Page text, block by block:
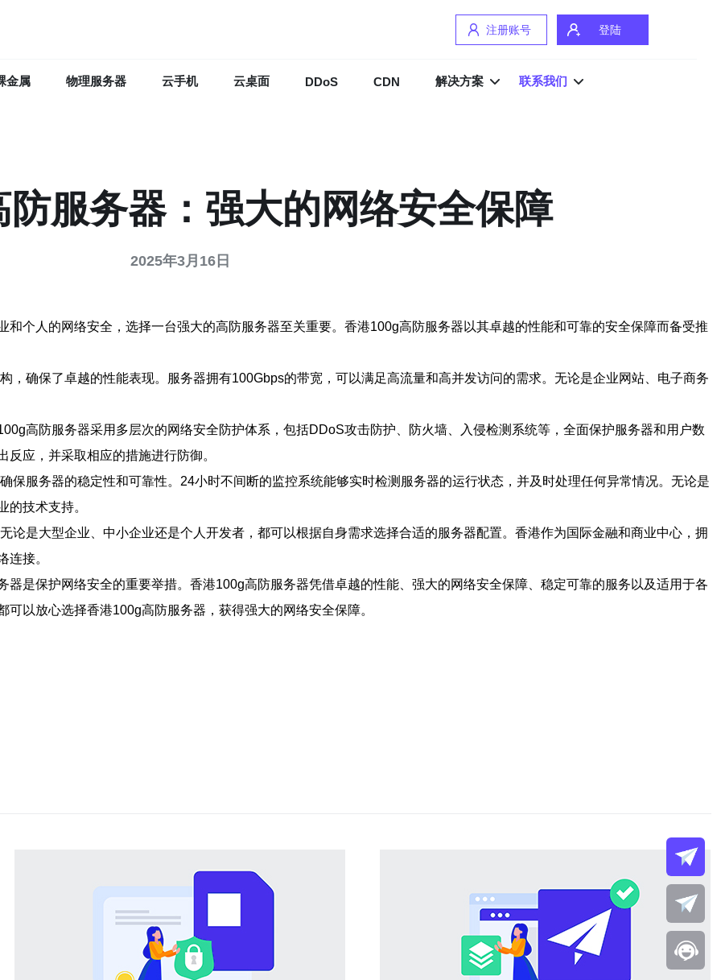
注册账号 登陆
金属 物理服务器 云手机 云桌面 DDoS CDN 解决方案 联系我们
服务器：强大的网络安全保障
2025年3月16日
个人的网络安全，选择一台强大的高防服务器至关重要。香港100g高防服务器以其卓越的性能和可靠的安全保障而备受推
，确保了卓越的性能表现。服务器拥有100Gbps的带宽，可以满足高流量和高并发访问的需求。无论是企业网站、电子商务
高防服务器采用多层次的网络安全防护体系，包括DDoS攻击防护、防火墙、入侵检测系统等，全面保护服务器和用户数
应，并采取相应的措施进行防御。
保服务器的稳定性和可靠性。24小时不间断的监控系统能够实时检测服务器的运行状态，并及时处理任何异常情况。无论是
的技术支持。
论是大型企业、中小企业还是个人开发者，都可以根据自身需求选择合适的服务器配置。香港作为国际金融和商业中心，拥
连接。
是保护网络安全的重要举措。香港100g高防服务器凭借卓越的性能、强大的网络安全保障、稳定可靠的服务以及适用于各
以放心选择香港100g高防服务器，获得强大的网络安全保障。